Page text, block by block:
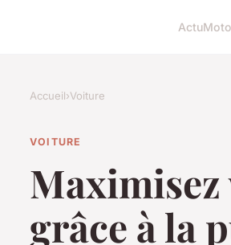
ActuMoto
Accueil›Voiture
VOITURE
Maximisez
grâce à la